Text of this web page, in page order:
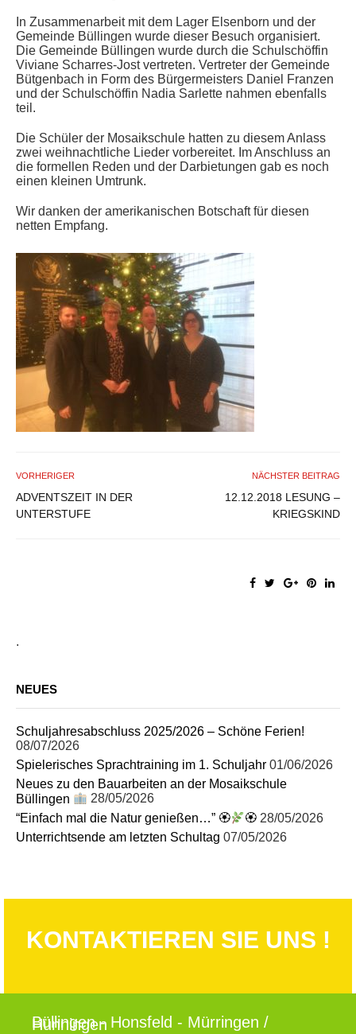
In Zusammenarbeit mit dem Lager Elsenborn und der
Gemeinde Büllingen wurde dieser Besuch organisiert.
Die Gemeinde Büllingen wurde durch die Schulschöffin
Viviane Scharres-Jost vertreten. Vertreter der Gemeinde
Bütgenbach in Form des Bürgermeisters Daniel Franzen
und der Schulschöffin Nadia Sarlette nahmen ebenfalls
teil.
Die Schüler der Mosaikschule hatten zu diesem Anlass
zwei weihnachtliche Lieder vorbereitet. Im Anschluss an
die formellen Reden und der Darbietungen gab es noch
einen kleinen Umtrunk.
Wir danken der amerikanischen Botschaft für diesen
netten Empfang.
VORHERIGER
ADVENTSZEIT IN DER
UNTERSTUFE
NÄCHSTER BEITRAG
12.12.2018 LESUNG –
KRIEGSKIND
.
NEUES
Schuljahresabschluss 2025/2026 – Schöne Ferien!
08/07/2026
Spielerisches Sprachtraining im 1. Schuljahr 01/06/2026
Neues zu den Bauarbeiten an der Mosaikschule
Büllingen
28/05/2026
“Einfach mal die Natur genießen…” 🏵
🏵 28/05/2026
Unterrichtsende am letzten Schultag 07/05/2026
KONTAKTIEREN SIE UNS !
Büllingen - Honsfeld - Mürringen /
Hünningen